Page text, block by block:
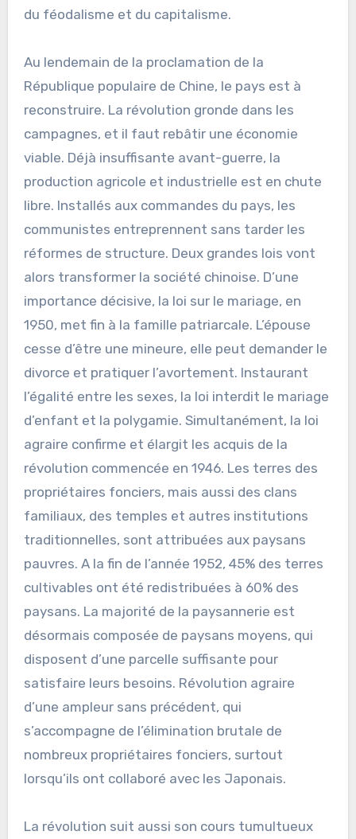
du féodalisme et du capitalisme.
Au lendemain de la proclamation de la
République populaire de Chine, le pays est à
reconstruire. La révolution gronde dans les
campagnes, et il faut rebâtir une économie
viable. Déjà insuffisante avant-guerre, la
production agricole et industrielle est en chute
libre. Installés aux commandes du pays, les
communistes entreprennent sans tarder les
réformes de structure. Deux grandes lois vont
alors transformer la société chinoise. D’une
importance décisive, la loi sur le mariage, en
1950, met fin à la famille patriarcale. L’épouse
cesse d’être une mineure, elle peut demander le
divorce et pratiquer l’avortement. Instaurant
l’égalité entre les sexes, la loi interdit le mariage
d’enfant et la polygamie. Simultanément, la loi
agraire confirme et élargit les acquis de la
révolution commencée en 1946. Les terres des
propriétaires fonciers, mais aussi des clans
familiaux, des temples et autres institutions
traditionnelles, sont attribuées aux paysans
pauvres. A la fin de l’année 1952, 45% des terres
cultivables ont été redistribuées à 60% des
paysans. La majorité de la paysannerie est
désormais composée de paysans moyens, qui
disposent d’une parcelle suffisante pour
satisfaire leurs besoins. Révolution agraire
d’une ampleur sans précédent, qui
s’accompagne de l’élimination brutale de
nombreux propriétaires fonciers, surtout
lorsqu’ils ont collaboré avec les Japonais.
La révolution suit aussi son cours tumultueux